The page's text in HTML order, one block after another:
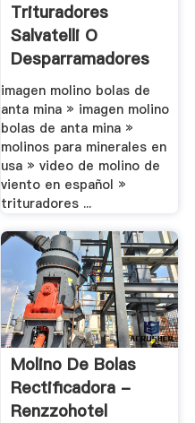
Trituradores
Salvatelli O
Desparramadores
imagen molino bolas de
anta mina » imagen molino
bolas de anta mina »
molinos para minerales en
usa » video de molino de
viento en español »
trituradores ...
Molino De Bolas
Rectificadora -
Renzzohotel